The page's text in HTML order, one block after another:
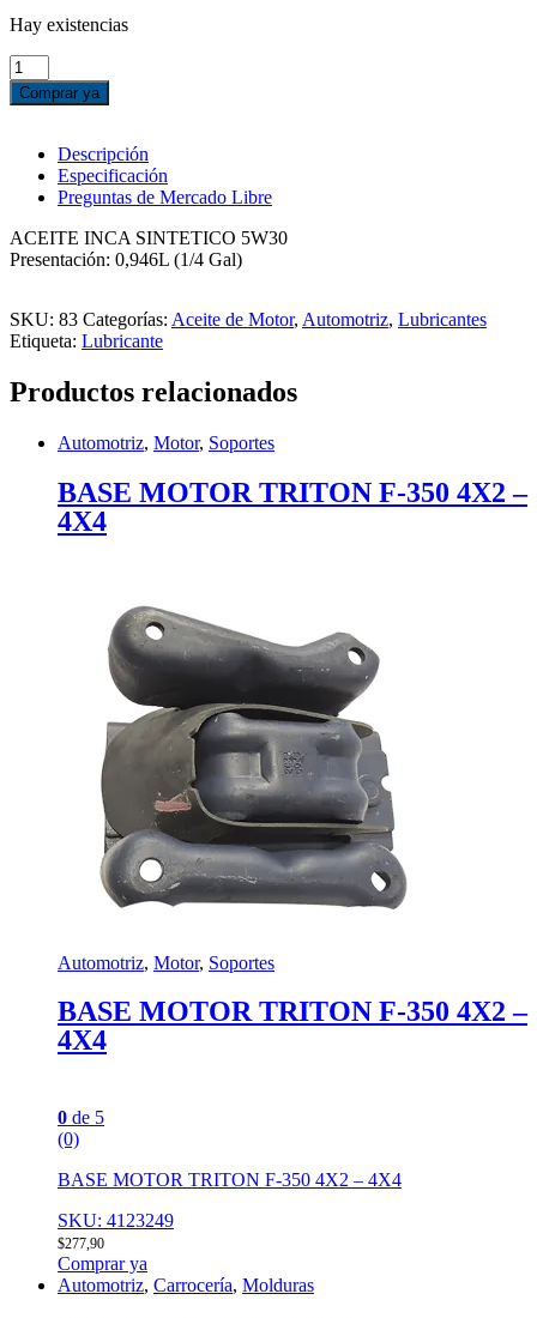
Hay existencias
ACEITE
INCA
SINTETICO
0,946
cantidad
Comprar ya
Descripción
Especificación
Preguntas de Mercado Libre
ACEITE INCA SINTETICO 5W30
Presentación: 0,946L (1/4 Gal)
SKU: 83 Categorías: Aceite de Motor, Automotriz, Lubricantes
Etiqueta: Lubricante
Productos relacionados
Automotriz, Motor, Soportes
BASE MOTOR TRITON F-350 4X2 –
4X4
Automotriz, Motor, Soportes
BASE MOTOR TRITON F-350 4X2 –
4X4
0 de 5
(0)
BASE MOTOR TRITON F-350 4X2 – 4X4
SKU: 4123249
$277,90
Comprar ya
Automotriz, Carrocería, Molduras